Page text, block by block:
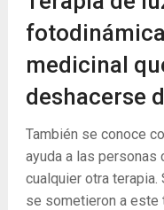
medicinal
deshacerse
También se conoce
ayuda a las
cualquier otra
se sometieron a este